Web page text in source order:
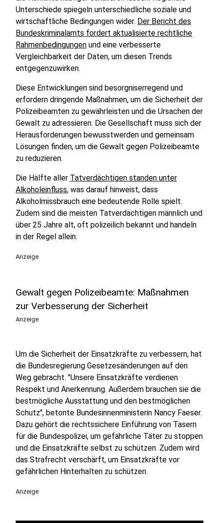
Unterschiede spiegeln unterschiedliche soziale und
wirtschaftliche Bedingungen wider. Der Bericht des
Bundeskriminalamts fordert aktualisierte rechtliche
Rahmenbedingungen und eine verbesserte
Vergleichbarkeit der Daten, um diesen Trends
entgegenzuwirken.
Diese Entwicklungen sind besorgniserregend und
erfordern dringende Maßnahmen, um die Sicherheit der
Polizeibeamten zu gewährleisten und die Ursachen der
Gewalt zu adressieren. Die Gesellschaft muss sich der
Herausforderungen bewusstwerden und gemeinsam
Lösungen finden, um die Gewalt gegen Polizeibeamte
zu reduzieren.
Die Hälfte aller Tatverdächtigen standen unter
Alkoholeinfluss, was darauf hinweist, dass
Alkoholmissbrauch eine bedeutende Rolle spielt.
Zudem sind die meisten Tatverdächtigen männlich und
über 25 Jahre alt, oft polizeilich bekannt und handeln
in der Regel allein.
Anzeige
Gewalt gegen Polizeibeamte: Maßnahmen
zur Verbesserung der Sicherheit
Anzeige
Um die Sicherheit der Einsatzkräfte zu verbessern, hat
die Bundesregierung Gesetzesänderungen auf den
Weg gebracht. "Unsere Einsatzkräfte verdienen
Respekt und Anerkennung. Außerdem brauchen sie die
bestmögliche Ausstattung und den bestmöglichen
Schutz", betonte Bundesinnenministerin Nancy Faeser.
Dazu gehört die rechtssichere Einführung von Tasern
für die Bundespolizei, um gefährliche Täter zu stoppen
und die Einsatzkräfte selbst zu schützen. Zudem wird
das Strafrecht verschärft, um Einsatzkräfte vor
gefährlichen Hinterhalten zu schützen.
Anzeige